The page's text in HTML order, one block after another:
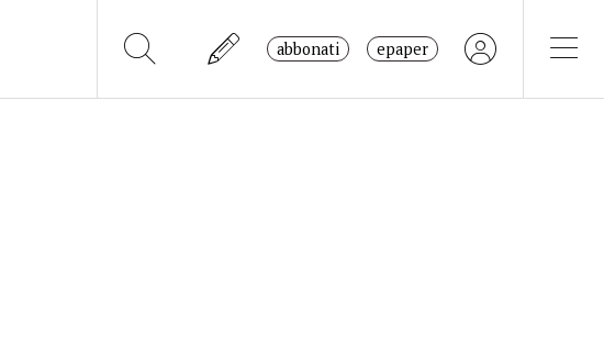
abbonati epaper